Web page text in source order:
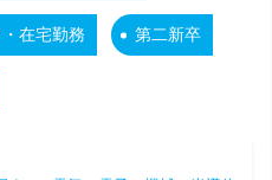
在宅勤務 第二新卒